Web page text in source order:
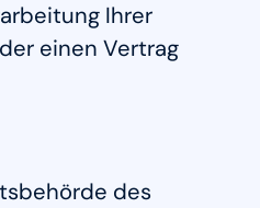
Ihrer
einen Vertrag
des